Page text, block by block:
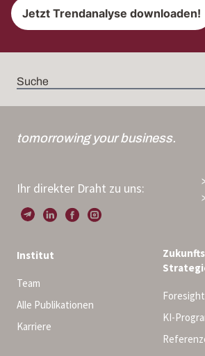
tomorrowing your business.
Ihr direkter Draht zu uns:
Institut
Team
Alle Publikationen
Karriere
KI-